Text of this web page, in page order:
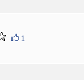
1